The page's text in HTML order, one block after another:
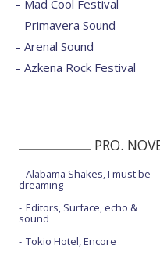
Mad Cool Festival
Primavera Sound
Arenal Sound
Azkena Rock Festival
PRO.
Alabama Shakes, I must be
dreaming
Editors, Surface, echo &
sound
Tokio Hotel, Encore